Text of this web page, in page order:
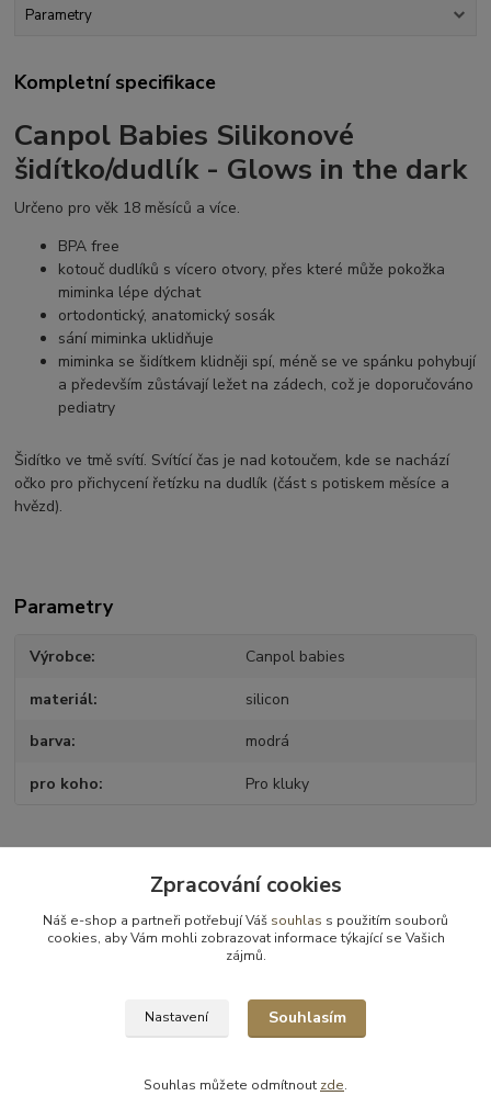
Parametry
Kompletní specifikace
Canpol Babies Silikonové
šidítko/dudlík - Glows in the dark
Určeno pro věk 18 měsíců a více.
BPA free
kotouč dudlíků s vícero otvory, přes které může pokožka
miminka lépe dýchat
ortodontický, anatomický sosák
sání miminka uklidňuje
miminka se šidítkem klidněji spí, méně se ve spánku pohybují
a především zůstávají ležet na zádech, což je doporučováno
pediatry
Šidítko ve tmě svítí. Svítící čas je nad kotoučem, kde se nachází
očko pro přichycení řetízku na dudlík (část s potiskem měsíce a
hvězd).
Parametry
Výrobce Canpol babies
materiál silicon
barva modrá
pro koho Pro kluky
Zboží zařazeno v kategoriích
Kojenecké potřeby
Dudlíky a příslušenství
Zpracování cookies
Náš e-shop a partneři potřebují Váš souhlas s použitím souborů
cookies, aby Vám mohli zobrazovat informace týkající se Vašich
zájmů.
Nastavení Souhlasím
Souhlas můžete odmítnout zde.